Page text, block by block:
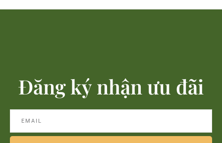
Đăng ký nhận ưu đãi